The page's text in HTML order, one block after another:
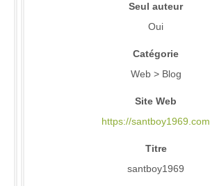
Seul auteur
Oui
Catégorie
Web > Blog
Site Web
https://santboy1969.com
Titre
santboy1969